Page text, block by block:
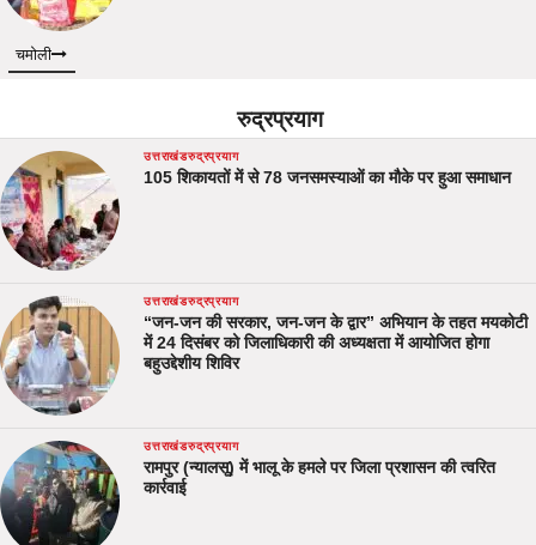
चमोली
रुद्रप्रयाग
उत्तराखंडरुद्रप्रयाग
105 शिकायतों में से 78 जनसमस्याओं का मौके पर हुआ समाधान
उत्तराखंडरुद्रप्रयाग
“जन-जन की सरकार, जन-जन के द्वार” अभियान के तहत मयकोटी
में 24 दिसंबर को जिलाधिकारी की अध्यक्षता में आयोजित होगा
बहुउद्देशीय शिविर
उत्तराखंडरुद्रप्रयाग
रामपुर (न्यालसू) में भालू के हमले पर जिला प्रशासन की त्वरित
कार्रवाई